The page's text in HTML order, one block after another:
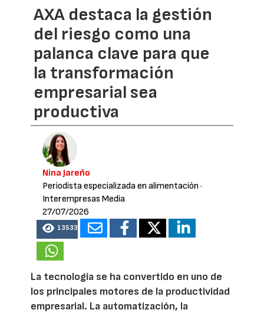
AXA destaca la gestión
del riesgo como una
palanca clave para que
la transformación
empresarial sea
productiva
Nina Jareño
Periodista especializada en alimentación ·
Interempresas Media
27/07/2026
13533
La tecnología se ha convertido en uno de
los principales motores de la productividad
empresarial. La automatización, la